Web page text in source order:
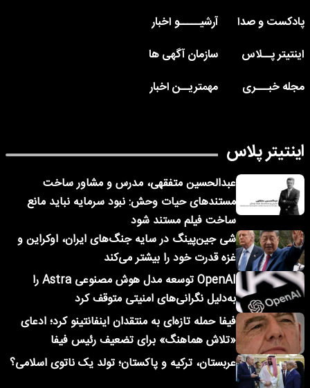
پادکست و صدا
آرشیـــــو اخبار
اینتیتر پــلاس
سازمان آگهی ها
مجله خبـــری
مهمتریــن اخبار
اینتیتر پلاس
عبدالحسین متفقهی، مدرس و مشاور ساخت
مستندهای حیات وحش: نبود سرمایه نباید مانع
ساخت فیلم مستند شود
شی جین‌پینگ در سایه جنگ‌های ایران، اوکراین و
غزه قدرت خود را بیشتر می‌کند
OpenAI توسعه مدل هوش مصنوعی Astra را
به‌دلیل نگرانی‌های امنیتی متوقف کرد
فیفا حمله تازه‌ای به منتقدان اینفانتینو کرد؛ ادعای
«تلاش هماهنگ» برای تضعیف رئیس فیفا
عربستان، ترکیه و پاکستان؛ تولد یک ناتوی اسلامی؟